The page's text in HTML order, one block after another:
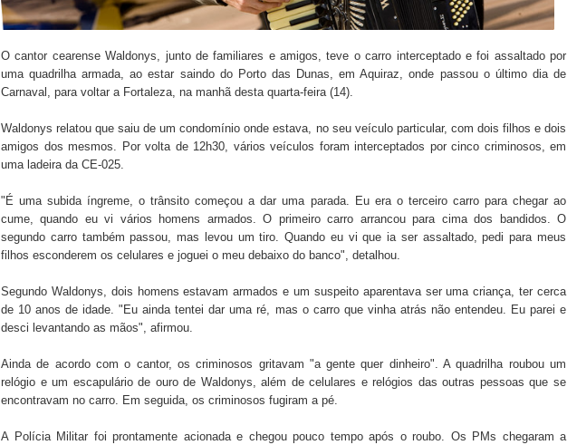
O cantor cearense Waldonys, junto de familiares e amigos, teve o carro interceptado e foi assaltado por
uma quadrilha armada, ao estar saindo do Porto das Dunas, em Aquiraz, onde passou o último dia de
Carnaval, para voltar a Fortaleza, na manhã desta quarta-feira (14).
Waldonys relatou que saiu de um condomínio onde estava, no seu veículo particular, com dois filhos e dois
amigos dos mesmos. Por volta de 12h30, vários veículos foram interceptados por cinco criminosos, em
uma ladeira da CE-025.
"É uma subida íngreme, o trânsito começou a dar uma parada. Eu era o terceiro carro para chegar ao
cume, quando eu vi vários homens armados. O primeiro carro arrancou para cima dos bandidos. O
segundo carro também passou, mas levou um tiro. Quando eu vi que ia ser assaltado, pedi para meus
filhos esconderem os celulares e joguei o meu debaixo do banco", detalhou.
Segundo Waldonys, dois homens estavam armados e um suspeito aparentava ser uma criança, ter cerca
de 10 anos de idade. "Eu ainda tentei dar uma ré, mas o carro que vinha atrás não entendeu. Eu parei e
desci levantando as mãos", afirmou.
Ainda de acordo com o cantor, os criminosos gritavam "a gente quer dinheiro". A quadrilha roubou um
relógio e um escapulário de ouro de Waldonys, além de celulares e relógios das outras pessoas que se
encontravam no carro. Em seguida, os criminosos fugiram a pé.
A Polícia Militar foi prontamente acionada e chegou pouco tempo após o roubo. Os PMs chegaram a